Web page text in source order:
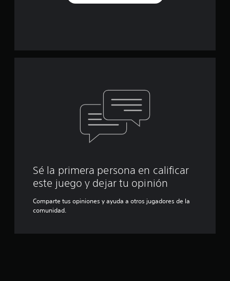
Sé la primera persona en calificar
este juego y dejar tu opinión
Comparte tus opiniones y ayuda a otros jugadores de la
comunidad.